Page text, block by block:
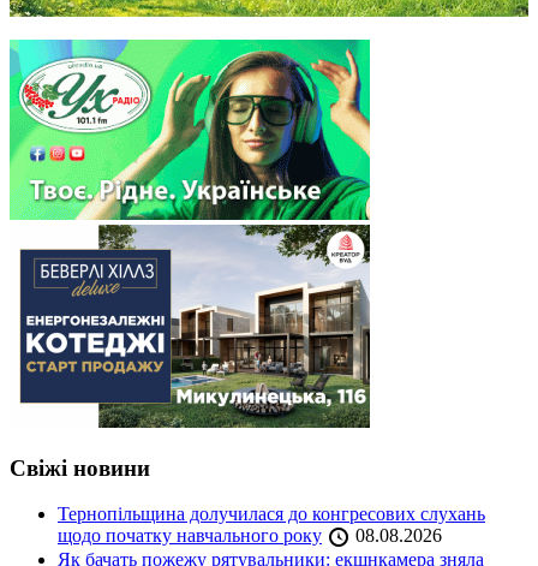
Свіжі новини
Тернопільщина долучилася до конгресових слухань
щодо початку навчального року
08.08.2026
Як бачать пожежу рятувальники: екшнкамера зняла